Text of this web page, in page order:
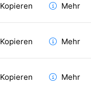
Kopieren Mehr
Kopieren Mehr
Kopieren Mehr